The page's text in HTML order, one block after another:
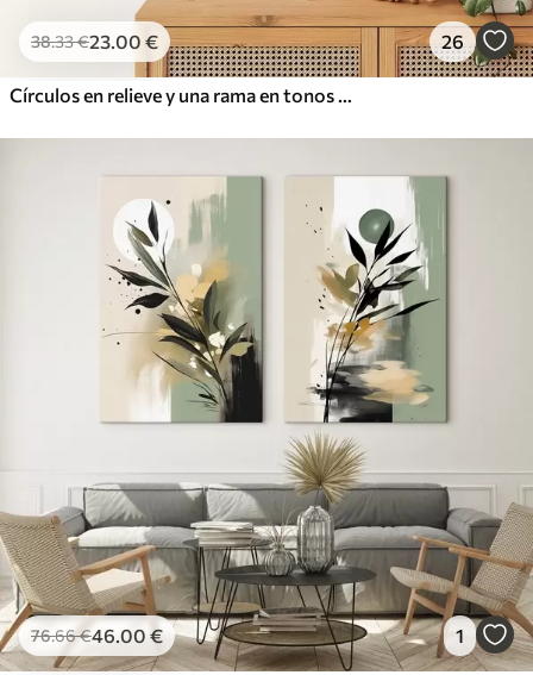
38.33€23.00 € 26
Círculos en relieve y una rama en tonos neutros cálidos
76.66€46.00 € 1